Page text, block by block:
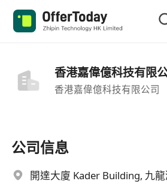
香港嘉偉億科技有限
香港嘉偉億科技有限公司
公司信息
開達大廈 Kader Building, 九